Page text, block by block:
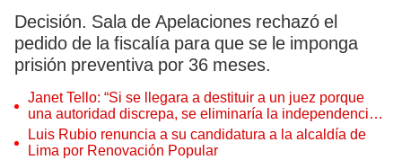
Decisión. Sala de Apelaciones rechazó el
pedido de la fiscalía para que se le imponga
prisión preventiva por 36 meses.
Janet Tello: “Si se llegara a destituir a un juez porque
una autoridad discrepa, se eliminaría la independencia
judicial”
Luis Rubio renuncia a su candidatura a la alcaldía de
Lima por Renovación Popular